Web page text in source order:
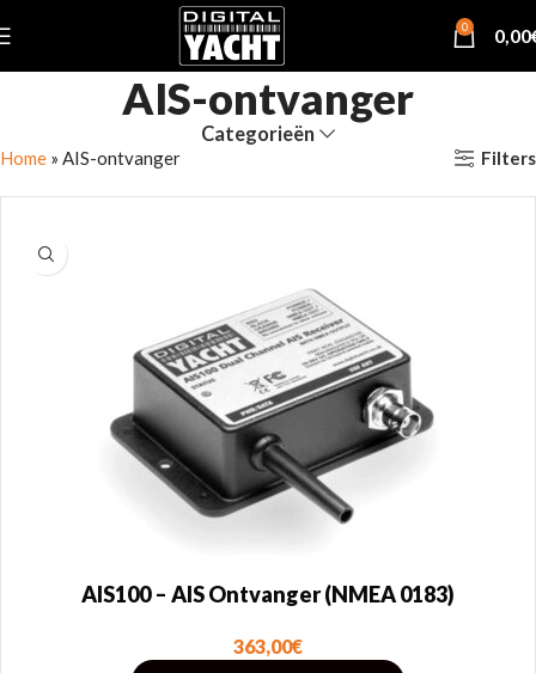
0 0,00
AIS-ontvanger
Categorieën
Home » AIS-ontvanger Filters
AIS100 – AIS Ontvanger (NMEA 0183)
363,00€